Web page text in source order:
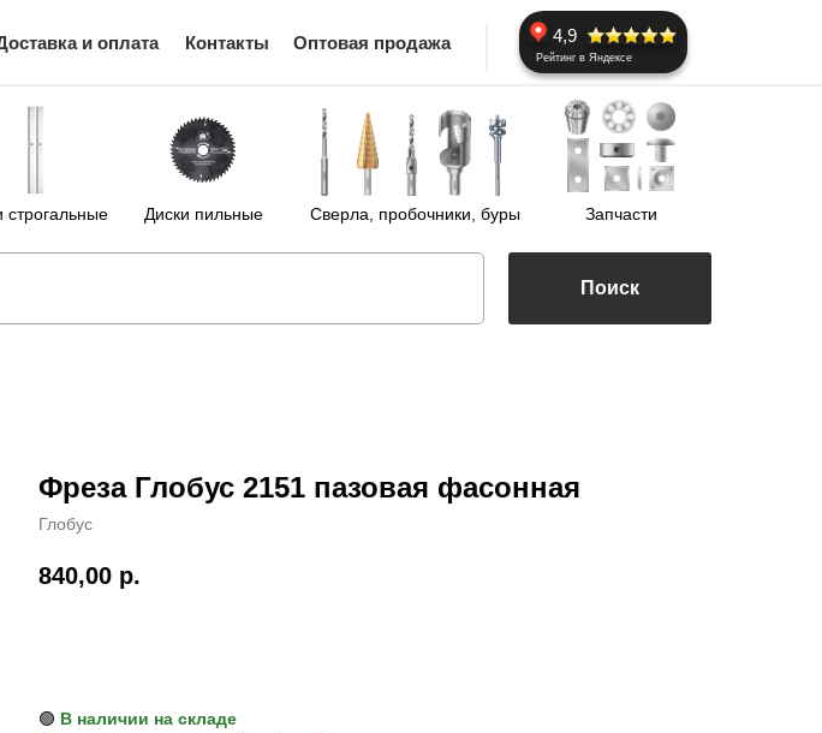
строгальные Диски пильные Сверла, пробочники, буры Запчасти
и оплата Контакты Оптовая продажа
Рейтинг в Яндексе
4,9
Поиск
Фреза Глобус 2151 пазовая фасонная
Глобус
840,00 р.
🟢 В наличии на складе